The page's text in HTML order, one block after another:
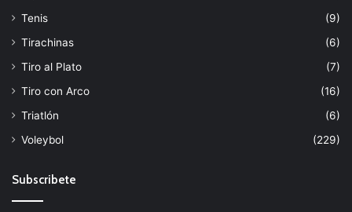
Tenis
(9)
Tirachinas
(6)
Tiro al Plato
(7)
Tiro con Arco
(16)
Triatlón
(6)
Voleybol
(229)
Subscribete